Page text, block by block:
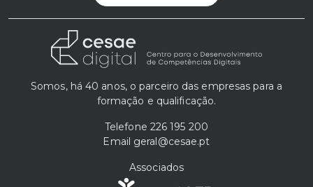
Somos, há 40 anos, o parceiro das empresas para a
formação e qualificação.
Telefone 226 195 200
Email geral@cesae.pt
Associados